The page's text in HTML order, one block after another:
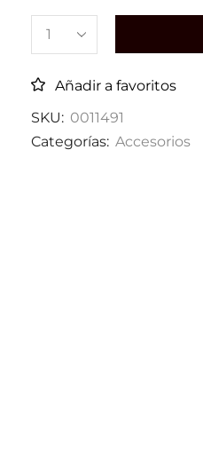
Añadir a favoritos
SKU: 0011491
Categorías: Accesorios